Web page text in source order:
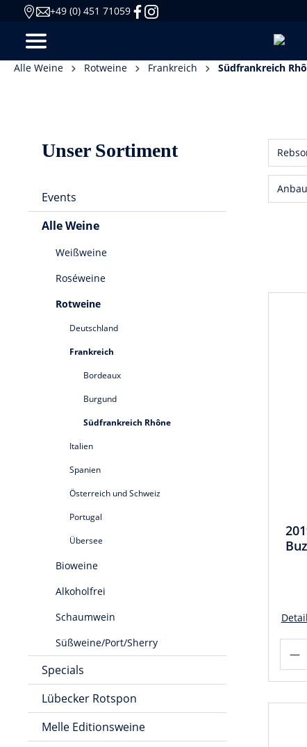
+49 (0) 451 71059
Alle Weine Rotweine Frankreich Südfrankreich
Unser Sortiment
Events
Alle Weine
Weißweine
Roséweine
Rotweine
Deutschland
Frankreich
Bordeaux
Burgund
Südfrankreich Rhône
Italien
Spanien
Österreich und Schweiz
Portugal
Übersee
Bioweine
Alkoholfrei
Schaumwein
Süßweine/Port/Sherry
Specials
Lübecker Rotspon
Melle Editionsweine